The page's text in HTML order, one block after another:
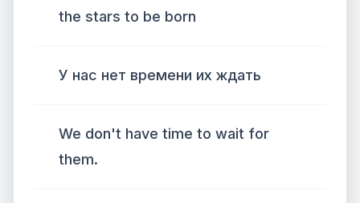
the stars to be born
У нас нет времени их ждать
We don't have time to wait for
them.